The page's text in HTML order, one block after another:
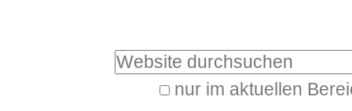
Website durchsuchen
nur im aktuellen